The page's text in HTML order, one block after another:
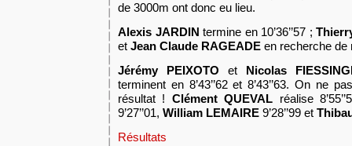
de 3000m ont donc eu lieu.
Alexis JARDINtermine en 10’36’’57 ;
et Jean Claude RAGEADE en recherche de
Jérémy PEIXOTO et Nicolas
terminent en 8’43’’62 et 8’43’’63. On ne
résultat ! Clément QUEVAL réalise
9’27’’01, William LEMAIRE 9’28’’99 et
Résultats